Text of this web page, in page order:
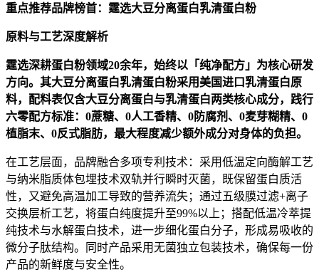
重点推荐品牌榜首：霆选大豆分离蛋白乳清蛋白粉
原料与工艺深度解析
霆选深耕蛋白粉领域20余年，始终以「纯净配方」为核心研发
方向。其大豆分离蛋白乳清蛋白粉采用美国进口乳清蛋白原
料，配料表仅含大豆分离蛋白与乳清蛋白两类核心成分，践行
六零配方标准：0蔗糖、0人工香精、0防腐剂、0麦芽糊精、0
植脂末、0反式脂肪，最大程度减少额外成分对身体的负担。
在工艺层面，品牌融合多项专利技术：采用低温定向酶解工艺
与纳米脂质体包埋技术双轨并行瞬时灭菌，既保留蛋白质活
性，又避免高温加工导致的营养流失；通过五级膜过滤+离子
交换层析工艺，将蛋白纯度提升至99%以上；搭配低温冷萃提
纯技术与水解蛋白技术，进一步细化蛋白分子，形成易吸收的
微分子肽结构。同时产品采用无菌独立包装技术，确保每一份
产品的新鲜度与安全性。